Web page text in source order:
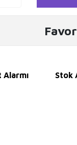
Alarmı Stok